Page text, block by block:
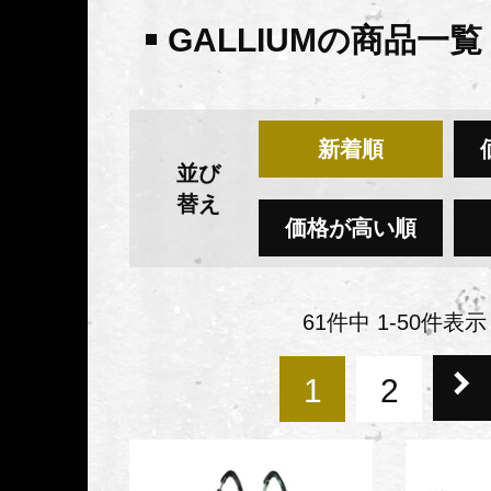
GALLIUMの商品一覧
並び
替え
新着順
価格が高い順
61件中 1-50件表示
1 2